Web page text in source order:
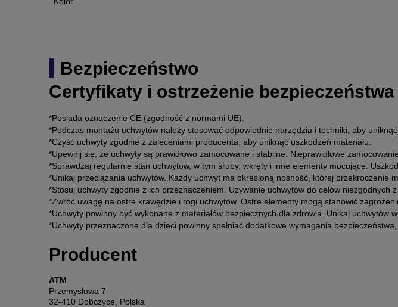
Bezpieczeństwo
Certyfikaty i ostrzeżenie bezpieczeństwa
*Posiada oznaczenie CE (zgodność z normami UE).
*Podczas montażu uchwytów należy stosować odpowiednie narzędzia i techniki, aby
*Czyść uchwyty zgodnie z zaleceniami producenta, aby uniknąć uszkodzeń materiału.
*Upewnij się, że uchwyty są prawidłowo zamocowane i stabilne. Nieprawidłowe
*Sprawdzaj regularnie stan uchwytów, w tym śruby, wkręty i inne elementy mocujące.
*Unikaj przeciążania uchwytów. Każdy uchwyt ma określoną nośność, której przekroczenie
*Stosuj uchwyty zgodnie z ich przeznaczeniem. Używanie uchwytów do celów niezgodnych
*Zwróć uwagę na ostre krawędzie i rogi uchwytów. Ostre elementy mogą stanowić
*Uchwyty powinny być wykonane z materiałów bezpiecznych dla zdrowia. Unikaj uchwytów
*Uchwyty przeznaczone dla dzieci powinny spełniać dodatkowe wymagania
Producent
ATM
Przemysłowa 7
32-410 Dobczyce, Polska